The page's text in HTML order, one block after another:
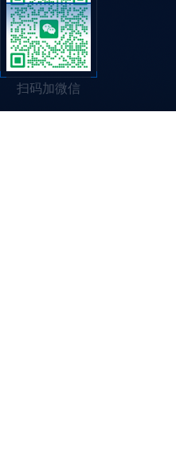
扫码加微信